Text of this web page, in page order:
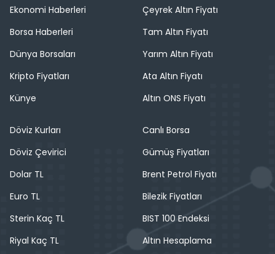
Ekonomi Haberleri
Borsa Haberleri
Dünya Borsaları
Kripto Fiyatları
Künye
Çeyrek Altın Fiyatı
Tam Altın Fiyatı
Yarım Altın Fiyatı
Ata Altın Fiyatı
Altın ONS Fiyatı
Döviz Kurları
Döviz Çevirici
Dolar TL
Euro TL
Sterin Kaç TL
Riyal Kaç TL
Canlı Borsa
Gümüş Fiyatları
Brent Petrol Fiyatı
Bilezik Fiyatları
BIST 100 Endeksi
Altın Hesaplama